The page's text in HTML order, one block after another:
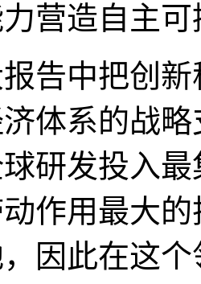
营造自主
告中把创
体系的战
研发投入
作用最大
因此在这